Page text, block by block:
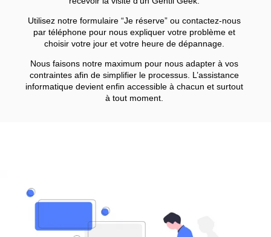
Utilisez notre formulaire “Je réserve” ou contactez-nous
par téléphone pour nous expliquer votre problème et
choisir votre jour et votre heure de dépannage.
Nous faisons notre maximum pour nous adapter à vos
contraintes afin de simplifier le processus. L’assistance
informatique devient enfin accessible à chacun et surtout
à tout moment.